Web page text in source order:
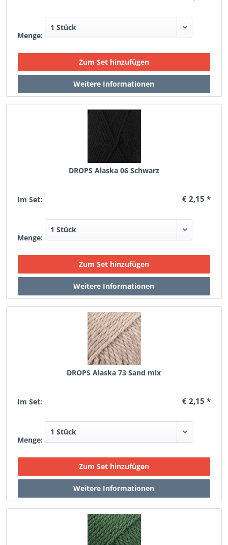
Menge:
DROPS Alaska 06 Schwarz
Im Set: € 2,15 *
Menge:
DROPS Alaska 73 Sand mix
Im Set: € 2,15 *
Menge: